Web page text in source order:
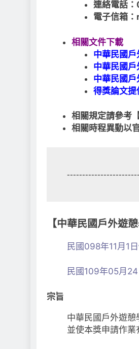
連絡電話
電子信箱
相關文件下載
中華民國
中華民國戶
中華民國
得獎論文提
相關規定請參考
相關時程異動以
【中華民國戶外遊
民國098年11月1
民國109年05月
宗旨
中華民國戶外遊憩
並使本獎申請作業